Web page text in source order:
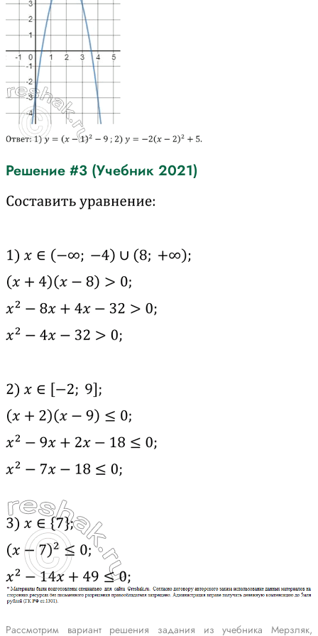
Решение #3 (Учебник 2021)
Рассмотрим вариант решения задания из учебника Мерзляк,